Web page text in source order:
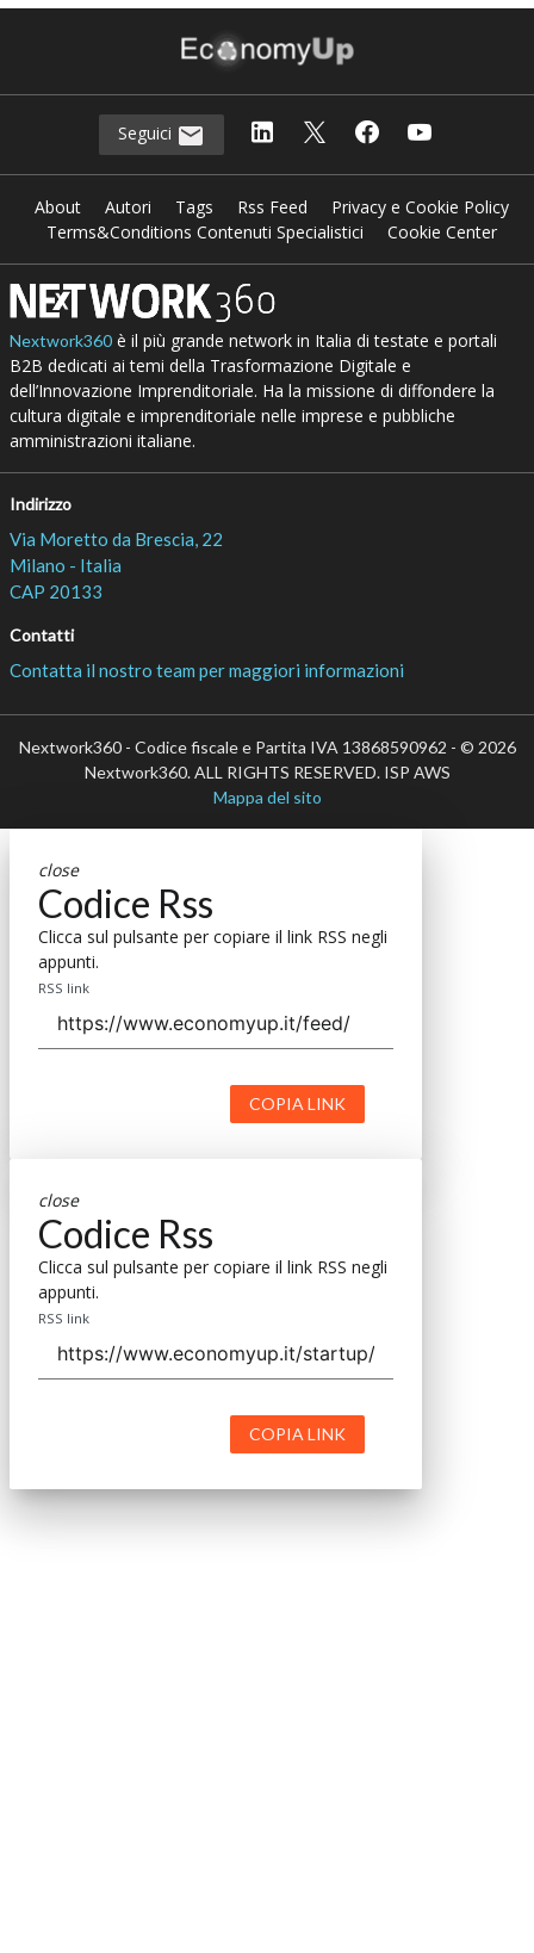
Seguici
About Autori Tags Rss Feed
Privacy e Cookie Policy
Terms&Conditions Contenuti Specialistici
Cookie Center
Nextwork360è il più grande network in Italia di testate e portali
B2B dedicati ai temi della Trasformazione Digitale e
dell’Innovazione Imprenditoriale. Ha la missione di diffondere la
cultura digitale e imprenditoriale nelle imprese e pubbliche
amministrazioni italiane.
Indirizzo
Via Moretto da Brescia, 22
Milano - Italia
CAP 20133
Contatti
Contatta il nostro team per maggiori informazioni
Nextwork360 - Codice fiscale e Partita IVA 13868590962 - © 2026
Nextwork360. ALL RIGHTS RESERVED. ISP AWS
Mappa del sito
close
Codice Rss
Clicca sul pulsante per copiare il link RSS negli
appunti.
RSS link
COPIA LINK
close
Codice Rss
Clicca sul pulsante per copiare il link RSS negli
appunti.
RSS link
COPIA LINK